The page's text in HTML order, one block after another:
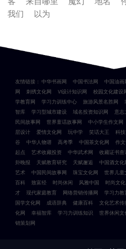
我们
以为
友情链接： 中华书画网 中国书法网 中国油画
网
刺绣文化网 VI设计知识网 校园文化建设
学教育网
学习力训练中心 旅游风景名胜网
智库
学习型城市建设 域名投资知识网 意志
民间故事网
世界童话故事网 中小学生作文网
层设计
爱情文化网 玩中学 笑话大王 科
谷
中华人物谱 高考季 中国茶文化网 作
起点
艺术收藏投资 中华武术网 收藏证书查
卦晚报
天赋教育研究 天赋邂逅 中国酒文化
艺术
中国民间故事网 珠宝文化网 世界儿童
百科
致富经 时尚休闲 风雅中国 时尚文化
才
现代家庭教育 网络营销传播网 学习力教
国学文化网
成语辞典 健康百科 文化艺术传
化网
幸福智库 学习力训练知识 世界休闲文
销策划网